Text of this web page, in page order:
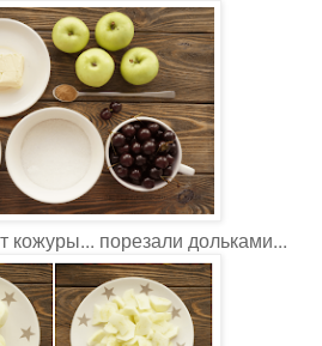
кожуры... порезали дольками...